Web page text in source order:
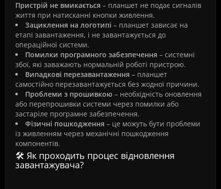
Пристрій не вмикається – планшет не подає сигналів
життя при натисканні кнопки живлення.
Зациклення на логотипі – планшет зависає на
етапі завантаження, і не завантажується до
операційної системи.
Помилки програмного забезпечення – системні
збої, які заважають нормальній роботі пристрою.
Випадкові перезавантаження – планшет
самостійно перезавантажується без жодної причини.
Проблеми з прошивкою – необхідність оновлення
або перепрошивки системи через помилки або
застаріле програмне забезпечення.
Фізичні пошкодження – це можуть бути проблеми
із живленням через механічні пошкодження
компонентів.
🛠️ Як проходить процес відновлення
завантажувача?